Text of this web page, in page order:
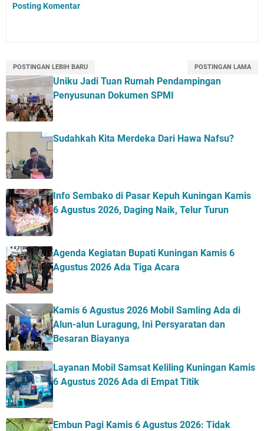
Posting Komentar
POSTINGAN LEBIH BARU POSTINGAN LAMA
Uniku Jadi Tuan Rumah Pendampingan
Penyusunan Dokumen SPMI
Sudahkah Kita Merdeka Dari Hawa Nafsu?
Info Sembako di Pasar Kepuh Kuningan Kamis
6 Agustus 2026, Daging Naik, Telur Turun
Agenda Kegiatan Bupati Kuningan Kamis 6
Agustus 2026 Ada Tiga Acara
Kamis 6 Agustus 2026 Mobil Samling Ada di
Alun-alun Luragung, Ini Persyaratan dan
Besaran Biayanya
Layanan Mobil Samsat Keliling Kuningan Kamis
6 Agustus 2026 Ada di Empat Titik
Embun Pagi Kamis 6 Agustus 2026: Tidak